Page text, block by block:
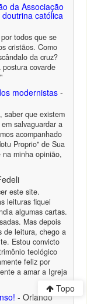
da Associação
católica
todos que se
cristãos. Como
da cruz?
covarde
modernistas -
saber que existem
salvaguardar a
acompanhado
Proprio" de Sua
minha opinião,
este site.
leituras fiquei
algumas cartas.
Mas depois
de leitura, chego a
Estou convicto
teológico
feliz por
a amar a Igreja
- Orlando
Topo